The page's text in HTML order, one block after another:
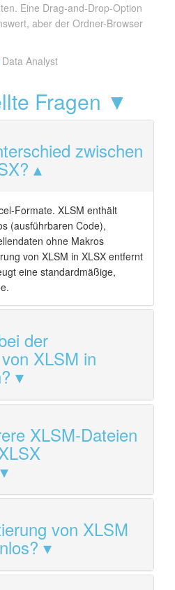
Eine Drag-and-Drop-Option
aber der Ordner-Browser
Data Analyst
Fragen ▼
zwischen
Formate. XLSM enthält
(ausführbaren Code),
ohne Makros
von XLSM in XLSX entfernt
eine standardmäßige,
der
XLSM in
XLSM-Dateien
von XLSM